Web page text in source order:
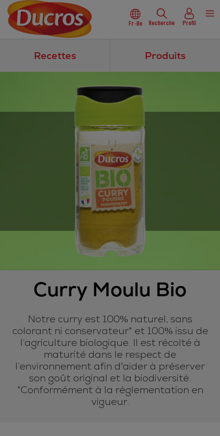
Fr-Be Recherche Profil
Recettes Produits
Curry Moulu Bio
Notre curry est 100% naturel, sans
colorant ni conservateur* et 100% issu de
l’agriculture biologique. Il est récolté à
maturité dans le respect de
l’environnement afin d'aider à préserver
son goût original et la biodiversité.
*Conformément à la réglementation en
vigueur.